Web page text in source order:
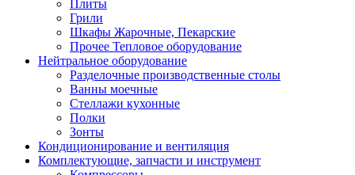
Плиты
Грили
Шкафы Жарочные, Пекарские
Прочее Тепловое оборудование
Нейтральное оборудование
Разделочные производственные столы
Ванны моечные
Стеллажи кухонные
Полки
Зонты
Кондиционирование и вентиляция
Комплектующие, запчасти и инструмент